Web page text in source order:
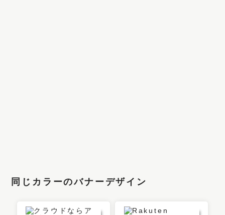
同じカラーのバナーデザイン